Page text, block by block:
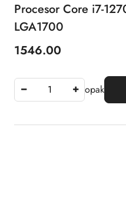
Procesor Core i7-
LGA1700
Price:
1546.00
opak